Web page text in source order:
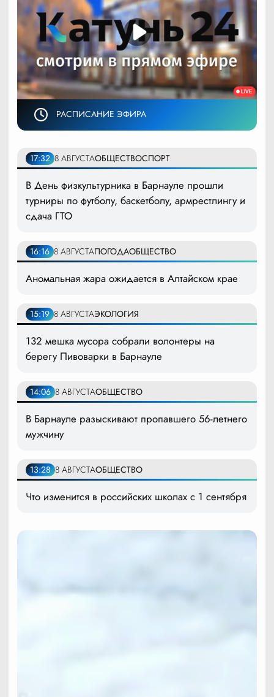
РАСПИСАНИЕ ЭФИРА
17:32 8 АВГУСТАОБЩЕСТВОСПОРТ
В День физкультурника в Барнауле прошли
турниры по футболу, баскетболу, армрестлингу и
сдача ГТО
16:16 8 АВГУСТАПОГОДАОБЩЕСТВО
Аномальная жара ожидается в Алтайском крае
15:19 8 АВГУСТАЭКОЛОГИЯ
132 мешка мусора собрали волонтеры на
берегу Пивоварки в Барнауле
14:06 8 АВГУСТАОБЩЕСТВО
В Барнауле разыскивают пропавшего 56-летнего
мужчину
13:28 8 АВГУСТАОБЩЕСТВО
Что изменится в российских школах с 1 сентября